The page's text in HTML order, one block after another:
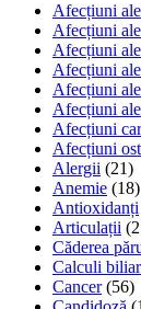
Afecțiuni
Afecțiuni
Afecțiuni
Afecțiuni
Afecțiuni
Afecțiuni
Afecțiuni
Afecțiuni
Alergii (21)
Anemie (18)
Antioxidanți
Articulații
Căderea
Calculi
Cancer (56)